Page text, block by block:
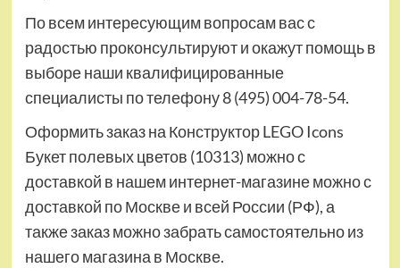
По всем интересующим вопросам вас с
радостью проконсультируют и окажут помощь в
выборе наши квалифицированные
специалисты по телефону 8 (495) 004-78-54.
Оформить заказ на Конструктор LEGO Icons
Букет полевых цветов (10313) можно с
доставкой в нашем интернет-магазине можно с
доставкой по Москве и всей России (РФ), а
также заказ можно забрать самостоятельно из
нашего магазина в Москве.